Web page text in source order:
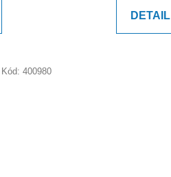
DETAIL
Kód: 400980